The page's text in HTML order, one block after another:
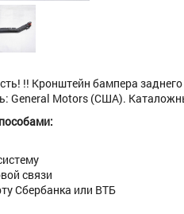
!! Кронштейн бампера
General Motors (США).
связи
Сбербанка или ВТБ